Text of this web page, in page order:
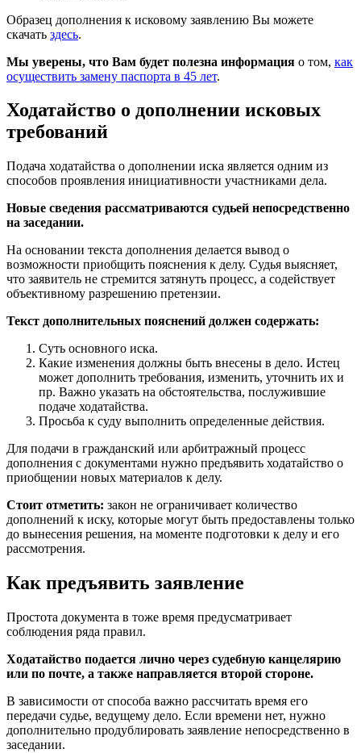
Образец дополнения к исковому заявлению Вы можете
скачать здесь.
Мы уверены, что Вам будет полезна информация о том, как
осуществить замену паспорта в 45 лет.
Ходатайство о дополнении исковых
требований
Подача ходатайства о дополнении иска является одним из
способов проявления инициативности участниками дела.
Новые сведения рассматриваются судьей непосредственно
на заседании.
На основании текста дополнения делается вывод о
возможности приобщить пояснения к делу. Судья выясняет,
что заявитель не стремится затянуть процесс, а содействует
объективному разрешению претензии.
Текст дополнительных пояснений должен содержать:
Суть основного иска.
Какие изменения должны быть внесены в дело. Истец
может дополнить требования, изменить, уточнить их и
пр. Важно указать на обстоятельства, послужившие
подаче ходатайства.
Просьба к суду выполнить определенные действия.
Для подачи в гражданский или арбитражный процесс
дополнения с документами нужно предъявить ходатайство о
приобщении новых материалов к делу.
Стоит отметить: закон не ограничивает количество
дополнений к иску, которые могут быть предоставлены только
до вынесения решения, на моменте подготовки к делу и его
рассмотрения.
Как предъявить заявление
Простота документа в тоже время предусматривает
соблюдения ряда правил.
Ходатайство подается лично через судебную канцелярию
или по почте, а также направляется второй стороне.
В зависимости от способа важно рассчитать время его
передачи судье, ведущему дело. Если времени нет, нужно
дополнительно продублировать заявление непосредственно в
заседании.